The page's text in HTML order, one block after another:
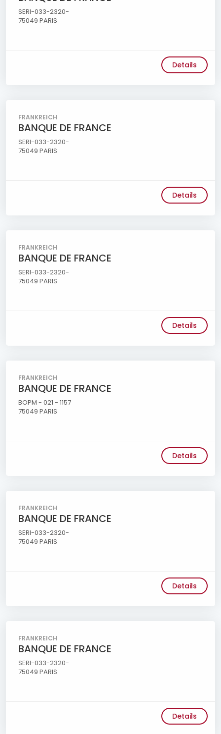
SERI-033-2320-
75049 PARIS
Details
FRANKREICH
BANQUE DE FRANCE
SERI-033-2320-
75049 PARIS
Details
FRANKREICH
BANQUE DE FRANCE
SERI-033-2320-
75049 PARIS
Details
FRANKREICH
BANQUE DE FRANCE
BOPM - 021 - 1157
75049 PARIS
Details
FRANKREICH
BANQUE DE FRANCE
SERI-033-2320-
75049 PARIS
Details
FRANKREICH
BANQUE DE FRANCE
SERI-033-2320-
75049 PARIS
Details